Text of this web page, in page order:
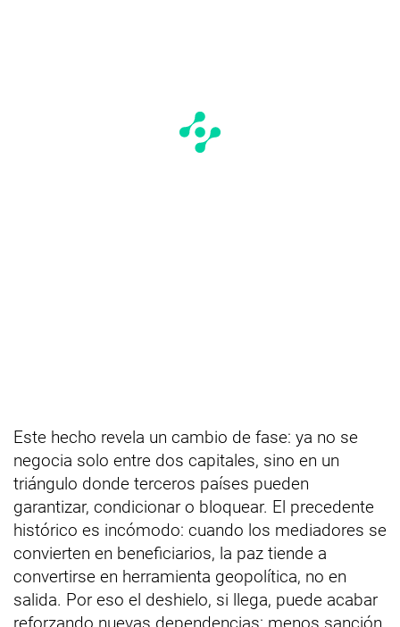
Este hecho revela un cambio de fase: ya no se
negocia solo entre dos capitales, sino en un
triángulo donde terceros países pueden
garantizar, condicionar o bloquear. El precedente
histórico es incómodo: cuando los mediadores se
convierten en beneficiarios, la paz tiende a
convertirse en herramienta geopolítica, no en
salida. Por eso el deshielo, si llega, puede acabar
reforzando nuevas dependencias: menos sanción